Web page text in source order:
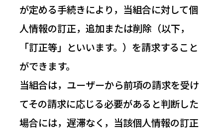
が定める手続きにより，当組合に対して個
人情報の訂正，追加または削除（以下，
「訂正等」といいます。）を請求すること
ができます。
当組合は，ユーザーから前項の請求を受け
てその請求に応じる必要があると判断した
場合には，遅滞なく，当該個人情報の訂正